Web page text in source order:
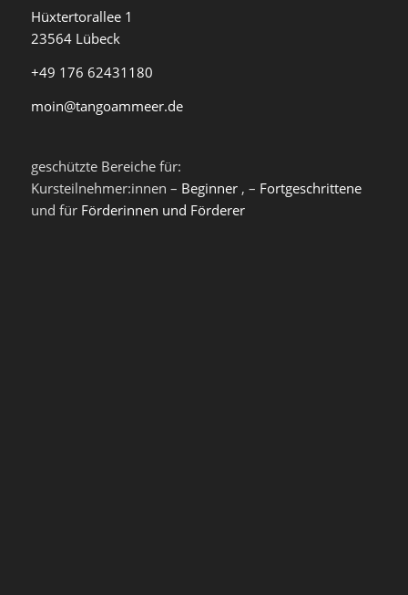
Hüxtertorallee 1
23564 Lübeck
+49 176 62431180
moin@tangoammeer.de
geschützte Bereiche für:
Kursteilnehmer:innen – Beginner, – Fortgeschrittene
und für Förderinnen und Förderer